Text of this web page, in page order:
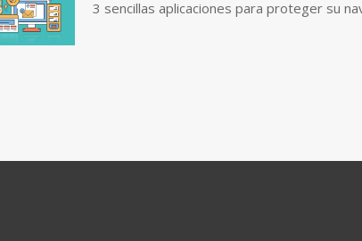
3 sencillas aplicaciones para proteger su